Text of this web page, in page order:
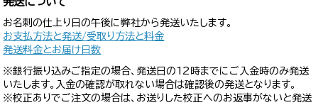
お名刺の仕上り日の午後に弊社から発送いたします。
お支払方法と発送/受取り方法と料金
発送料金とお届け日数
※銀行振り込みご指定の場合、発送日の12時までにご入金時のみ発送
いたします。入金の確認が取れない場合は確認後の発送となります。
※校正ありでご注文の場合は、お送りした校正へのお返事がないと発送